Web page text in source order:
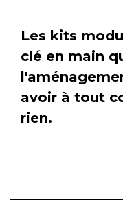
Les kits
clé en main
avoir à tout
rien.